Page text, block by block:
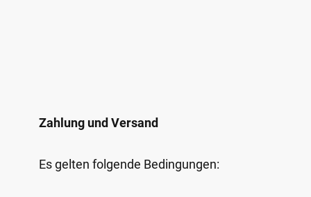
Zahlung und Versand
Es gelten folgende Bedingungen: